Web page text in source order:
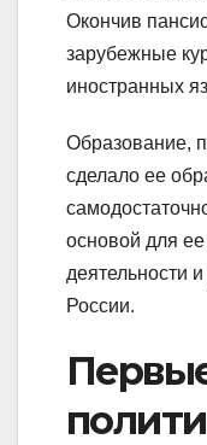
Окончив
зарубежные
иностранных
Образование,
сделало ее
основой для
деятельности
России.